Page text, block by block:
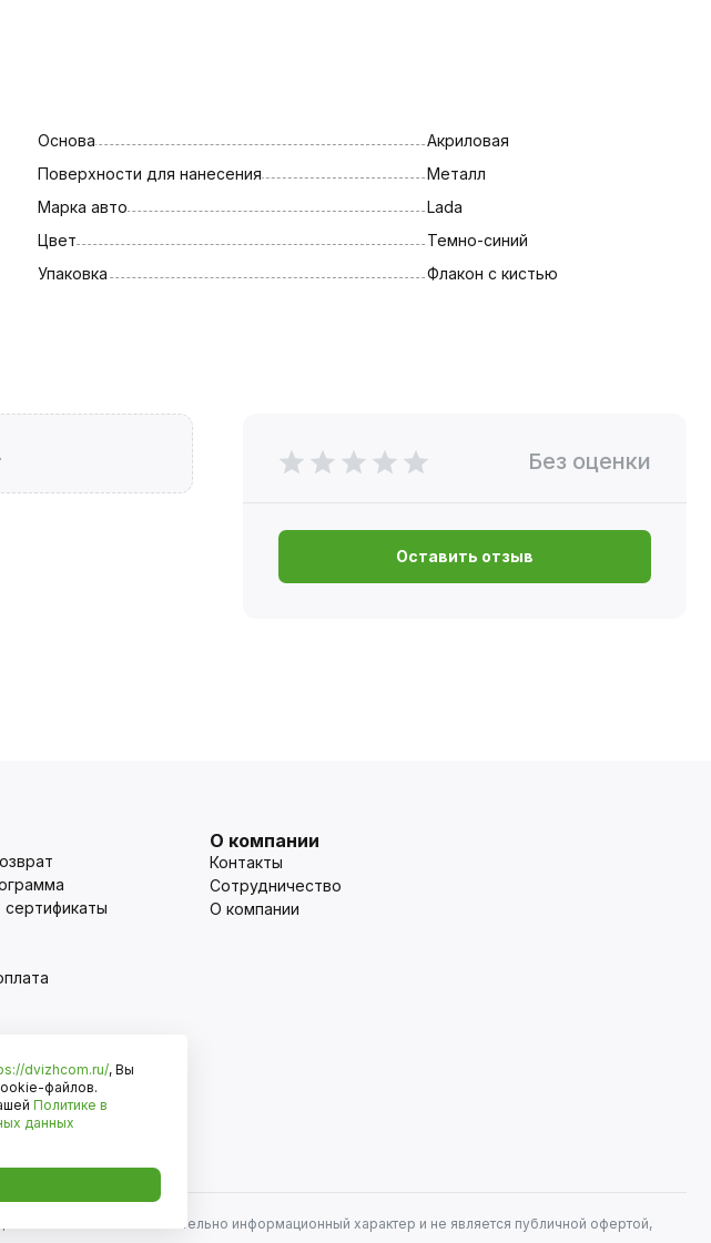
Основа
Акриловая
Поверхности для нанесения
Металл
Марка авто
Lada
Цвет
Темно-синий
Упаковка
Флакон с кистью
Без оценки
Оставить отзыв
О компании
Контакты
Сотрудничество
О компании
на сайте носит исключительно информационный характер и не является публичной офертой,
dvizhcom.ru/, Вы
файлов.
Политике в
данных